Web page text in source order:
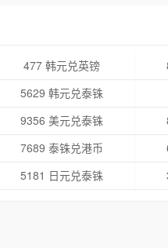
477 韩元兑英镑
5629 韩元兑泰铢
9356 美元兑泰铢
7689 泰铢兑港币
5181 日元兑泰铢